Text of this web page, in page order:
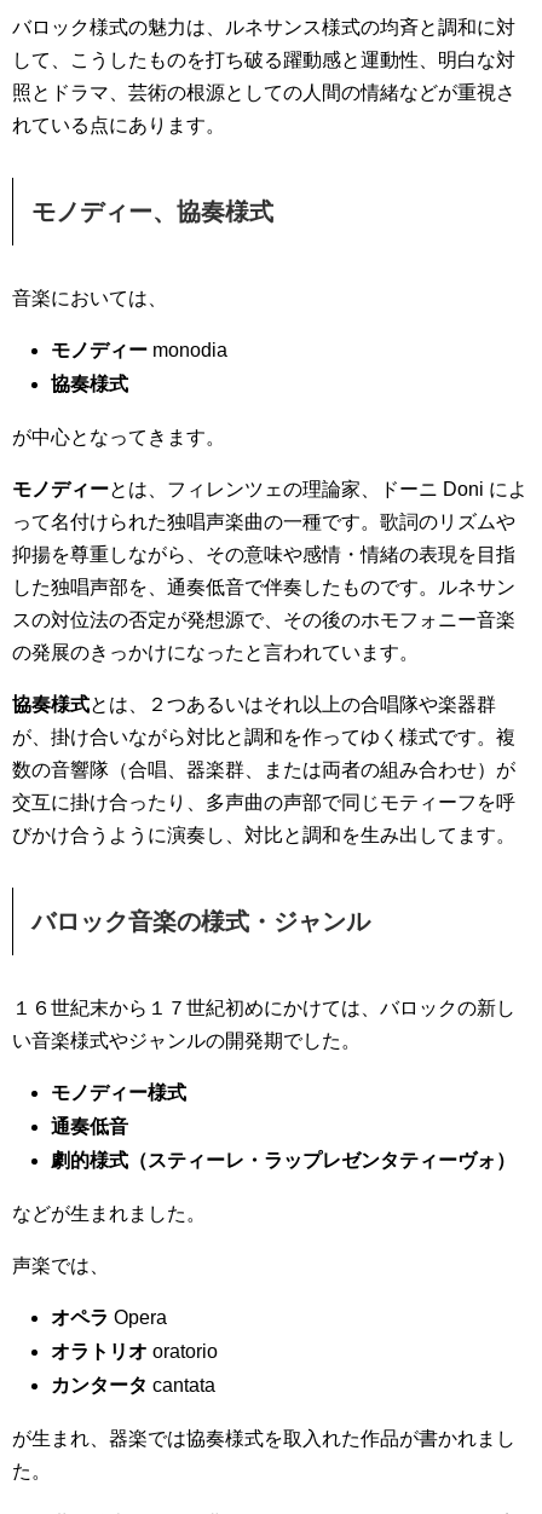
バロック様式の魅力は、ルネサンス様式の均斉と調和に対
して、こうしたものを打ち破る躍動感と運動性、明白な対
照とドラマ、芸術の根源としての人間の情緒などが重視さ
れている点にあります。
モノディー、協奏様式
音楽においては、
モノディー monodia
協奏様式
が中心となってきます。
モノディーとは、フィレンツェの理論家、ドーニ Doni によ
って名付けられた独唱声楽曲の一種です。歌詞のリズムや
抑揚を尊重しながら、その意味や感情・情緒の表現を目指
した独唱声部を、通奏低音で伴奏したものです。ルネサン
スの対位法の否定が発想源で、その後のホモフォニー音楽
の発展のきっかけになったと言われています。
協奏様式とは、２つあるいはそれ以上の合唱隊や楽器群
が、掛け合いながら対比と調和を作ってゆく様式です。複
数の音響隊（合唱、器楽群、または両者の組み合わせ）が
交互に掛け合ったり、多声曲の声部で同じモティーフを呼
びかけ合うように演奏し、対比と調和を生み出してます。
バロック音楽の様式・ジャンル
１６世紀末から１７世紀初めにかけては、バロックの新し
い音楽様式やジャンルの開発期でした。
モノディー様式
通奏低音
劇的様式（スティーレ・ラップレゼンタティーヴォ）
などが生まれました。
声楽では、
オペラ Opera
オラトリオ oratorio
カンタータ cantata
が生まれ、器楽では協奏様式を取入れた作品が書かれまし
た。